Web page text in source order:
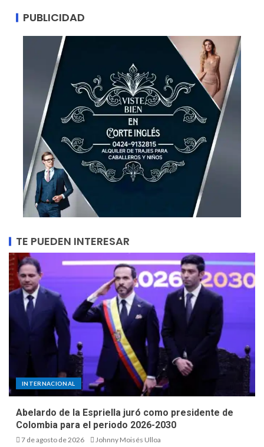
PUBLICIDAD
TE PUEDEN INTERESAR
INTERNACIONAL
Abelardo de la Espriella juró como presidente de
Colombia para el periodo 2026-2030
7 de agosto de 2026 Johnny Moisés Ulloa